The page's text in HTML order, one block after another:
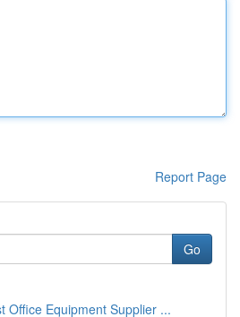
Report Page
Go
Office Equipment Supplier ...